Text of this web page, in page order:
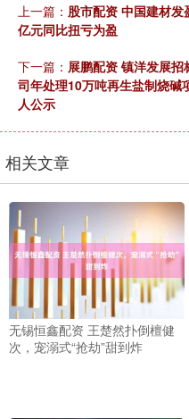
上一篇： 股市配资 中国建材
亿元同比扭亏为盈
下一篇： 展鹏配资 镇洋发展
司年处理10万吨再生盐制烧碱
人公示
相关文章
无锡恒鑫配资 王楚然扑倒檀健
次，宠溺式“抢劫”甜到炸